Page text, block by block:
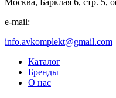
Москва, Барклая 6, стр. 5,
e-mail:
info.avkomplekt@gmail.com
Каталог
Бренды
О нас